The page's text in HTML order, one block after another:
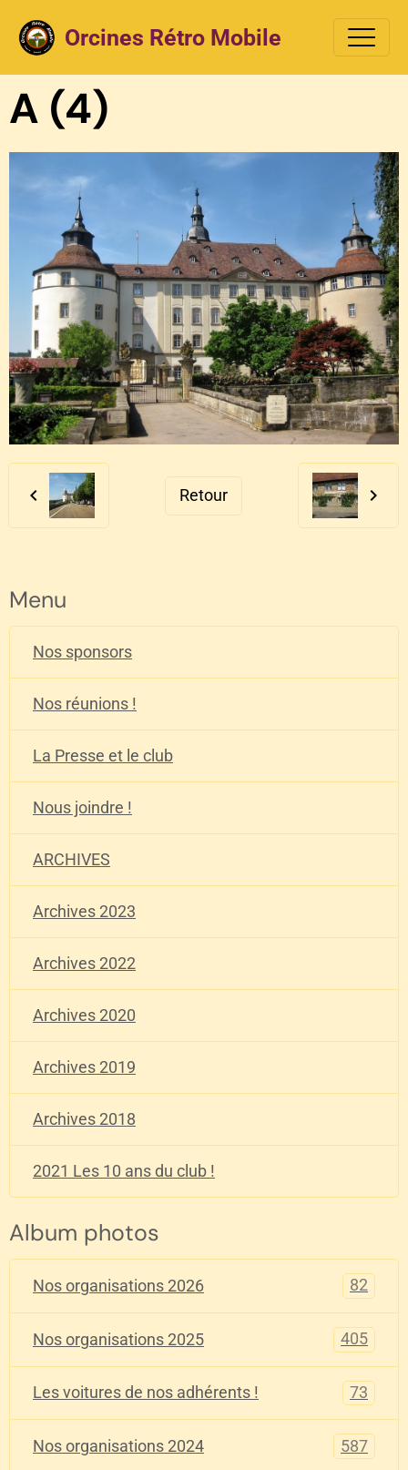
Orcines Rétro Mobile
A (4)
Retour
Menu
Nos sponsors
Nos réunions !
La Presse et le club
Nous joindre !
ARCHIVES
Archives 2023
Archives 2022
Archives 2020
Archives 2019
Archives 2018
2021 Les 10 ans du club !
Album photos
Nos organisations 2026 82
Nos organisations 2025 405
Les voitures de nos adhérents ! 73
Nos organisations 2024 587